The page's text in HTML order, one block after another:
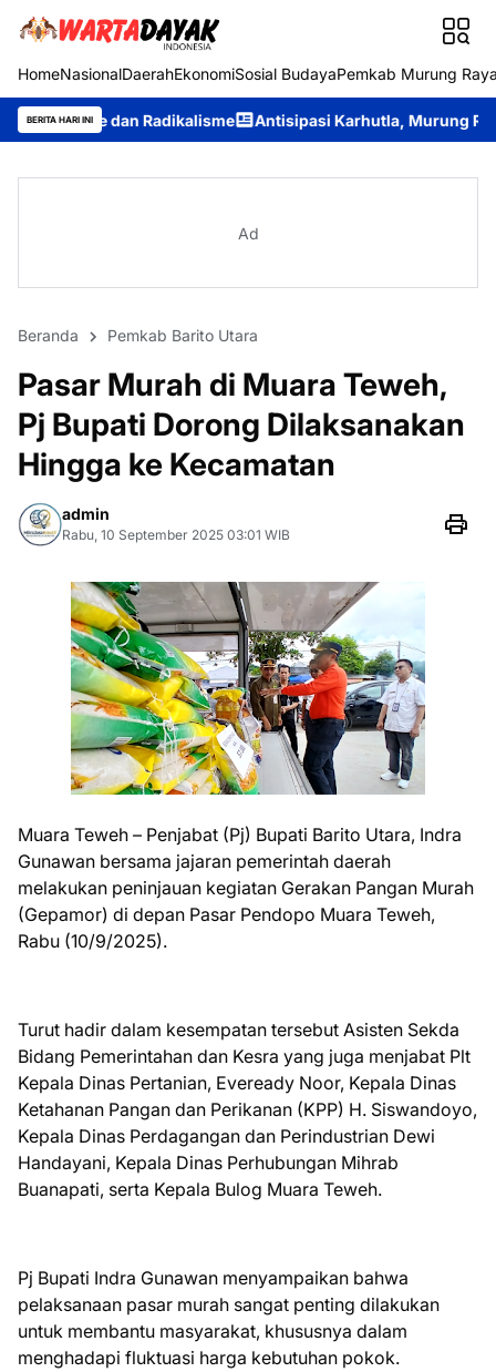
HomeNasionalDaerahEkonomiSosial BudayaPemkab Murung
BERITA HARI INI Antisipasi Karhutla, Murung Raya Resmi
Ad
Beranda Pemkab Barito Utara
Pasar Murah di Muara Teweh,
Pj Bupati Dorong Dilaksanakan
Hingga ke Kecamatan
admin
Rabu, 10 September 2025 03:01 WIB
Muara Teweh – Penjabat (Pj) Bupati Barito Utara, Indra
Gunawan bersama jajaran pemerintah daerah
melakukan peninjauan kegiatan Gerakan Pangan Murah
(Gepamor) di depan Pasar Pendopo Muara Teweh,
Rabu (10/9/2025).
Turut hadir dalam kesempatan tersebut Asisten Sekda
Bidang Pemerintahan dan Kesra yang juga menjabat Plt
Kepala Dinas Pertanian, Eveready Noor, Kepala Dinas
Ketahanan Pangan dan Perikanan (KPP) H. Siswandoyo,
Kepala Dinas Perdagangan dan Perindustrian Dewi
Handayani, Kepala Dinas Perhubungan Mihrab
Buanapati, serta Kepala Bulog Muara Teweh.
Pj Bupati Indra Gunawan menyampaikan bahwa
pelaksanaan pasar murah sangat penting dilakukan
untuk membantu masyarakat, khususnya dalam
menghadapi fluktuasi harga kebutuhan pokok.